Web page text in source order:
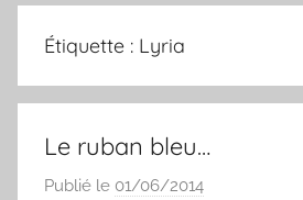
Étiquette : Lyria
Le ruban bleu…
Publié le 01/06/2014